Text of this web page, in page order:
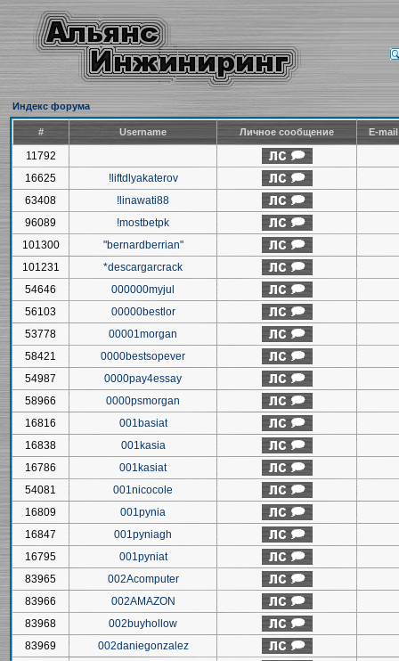
Индекс форума
# Username Личное сообщение E-
11792
16625
!liftdlyakaterov
63408
!linawati88
96089
!mostbetpk
101300
"bernardberrian"
101231
*descargarcrack
54646
000000myjul
56103
00000bestlor
53778
00001morgan
58421
0000bestsopever
54987
0000pay4essay
58966
0000psmorgan
16816
001basiat
16838
001kasia
16786
001kasiat
54081
001nicocole
16809
001pynia
16847
001pyniagh
16795
001pyniat
83965
002Acomputer
83966
002AMAZON
83968
002buyhollow
83969
002daniegonzalez